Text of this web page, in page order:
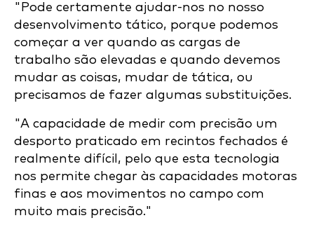
"Pode certamente ajudar-nos no nosso
desenvolvimento tático, porque podemos
começar a ver quando as cargas de
trabalho são elevadas e quando devemos
mudar as coisas, mudar de tática, ou
precisamos de fazer algumas substituições.
"A capacidade de medir com precisão um
desporto praticado em recintos fechados é
realmente difícil, pelo que esta tecnologia
nos permite chegar às capacidades motoras
finas e aos movimentos no campo com
muito mais precisão."